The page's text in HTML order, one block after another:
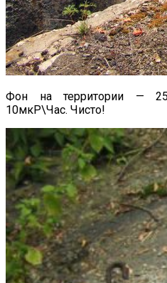
Фон на территории —
10мкР\Час. Чисто!